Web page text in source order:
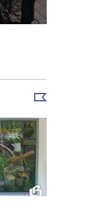
Выбрать